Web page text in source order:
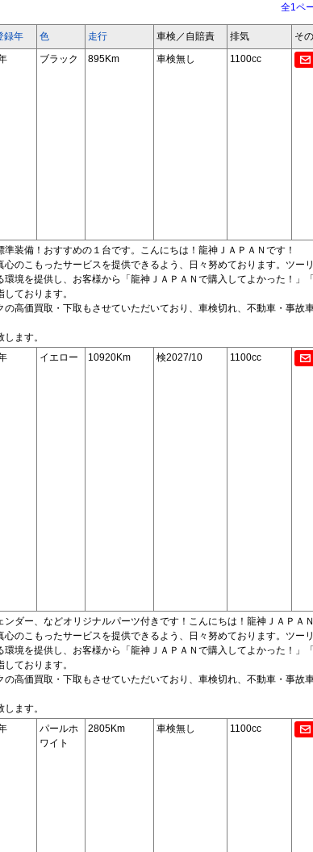
全1ペ
録年 色 走行 車検／自賠責 排気
そ
ブラック 895Km 車検無し 1100cc
装備！おすすめの１台です。こんにちは！龍神ＪＡＰＡＮです！
のこもったサービスを提供できるよう、日々努めております。ツー
境を提供し、お客様から「龍神ＪＡＰＡＮで購入してよかった！」
ております。
高価買取・下取もさせていただいており、車検切れ、不動車・事故
ます。
イエロー 10920Km 検2027/10 1100cc
ダー、などオリジナルパーツ付きです！こんにちは！龍神ＪＡＰＡＮ
のこもったサービスを提供できるよう、日々努めております。ツー
境を提供し、お客様から「龍神ＪＡＰＡＮで購入してよかった！」
ております。
高価買取・下取もさせていただいており、車検切れ、不動車・事故
ます。
パールホ
ワイト
2805Km 車検無し 1100cc